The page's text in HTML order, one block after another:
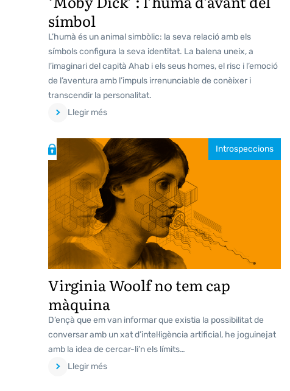
símbol
L’humà és un animal simbòlic: la seva relació amb els
símbols configura la seva identitat. La balena uneix, a
l’imaginari del capità Ahab i els seus homes, el risc i l’emoció
de l’aventura amb l’impuls irrenunciable de conèixer i
transcendir la personalitat.
Llegir més
Introspeccions
Virginia Woolf no tem cap
màquina
D’ençà que em van informar que existia la possibilitat de
conversar amb un xat d’intel·ligència artificial, he joguinejat
amb la idea de cercar-li’n els límits…
Llegir més